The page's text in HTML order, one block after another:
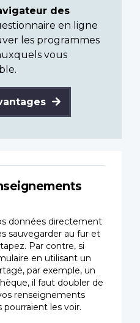
des
en ligne
les programmes
vous
données directement
sauvegarder au fur et
Par contre, si
en utilisant un
par exemple, un
il faut doubler de
renseignements
pourraient les voir.